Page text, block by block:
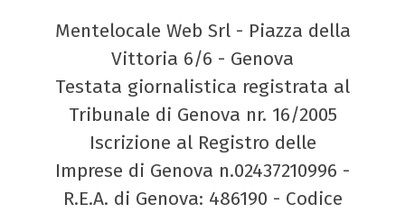
Mentelocale Web Srl - Piazza della
Vittoria 6/6 - Genova
Testata giornalistica registrata al
Tribunale di Genova nr. 16/2005
Iscrizione al Registro delle
Imprese di Genova n.02437210996 -
R.E.A. di Genova: 486190 - Codice